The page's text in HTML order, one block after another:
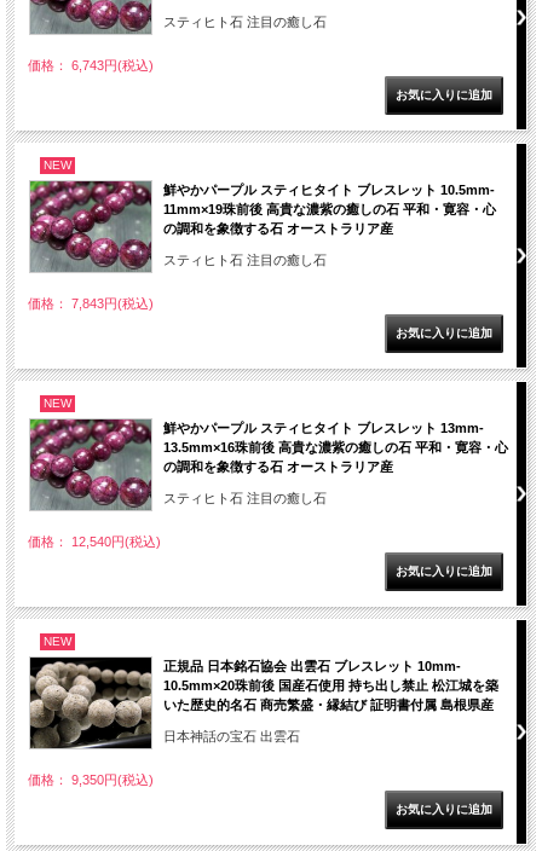
スティヒト石 注目の癒し石
価格： 6,743円(税込)
NEW
鮮やかパープル スティヒタイト ブレスレット 10.5mm-
11mm×19珠前後 高貴な濃紫の癒しの石 平和・寛容・心
の調和を象徴する石 オーストラリア産
スティヒト石 注目の癒し石
価格： 7,843円(税込)
NEW
鮮やかパープル スティヒタイト ブレスレット 13mm-
13.5mm×16珠前後 高貴な濃紫の癒しの石 平和・寛容・心
の調和を象徴する石 オーストラリア産
スティヒト石 注目の癒し石
価格： 12,540円(税込)
NEW
正規品 日本銘石協会 出雲石 ブレスレット 10mm-
10.5mm×20珠前後 国産石使用 持ち出し禁止 松江城を築
いた歴史的名石 商売繁盛・縁結び 証明書付属 島根県産
日本神話の宝石 出雲石
価格： 9,350円(税込)